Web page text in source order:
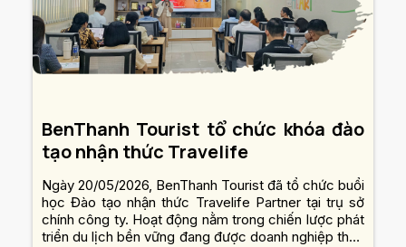
BenThanh Tourist tổ chức khóa đào
tạo nhận thức Travelife
Ngày 20/05/2026, BenThanh Tourist đã tổ chức buổi
học Đào tạo nhận thức Travelife Partner tại trụ sở
chính công ty. Hoạt động nằm trong chiến lược phát
triển du lịch bền vững đang được doanh nghiệp thúc